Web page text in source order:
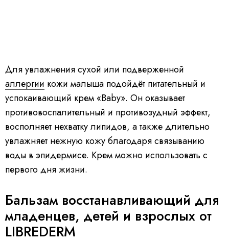
Для увлажнения сухой или подверженной
аллергии кожи малыша подойдёт питательный и
успокаивающий крем «Baby». Он оказывает
противовоспалительный и противозудный эффект,
восполняет нехватку липидов, а также длительно
увлажняет нежную кожу благодаря связыванию
воды в эпидермисе. Крем можно использовать с
первого дня жизни.
Бальзам восстанавливающий для
младенцев, детей и взрослых от
LIBREDERM